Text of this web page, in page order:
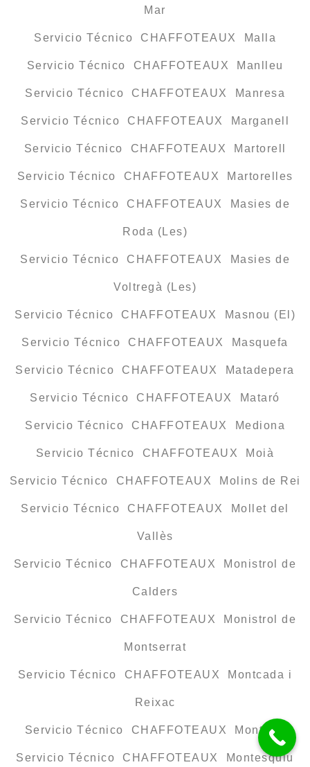
Mar
Servicio Técnico CHAFFOTEAUX Malla
Servicio Técnico CHAFFOTEAUX Manlleu
Servicio Técnico CHAFFOTEAUX Manresa
Servicio Técnico CHAFFOTEAUX Marganell
Servicio Técnico CHAFFOTEAUX Martorell
Servicio Técnico CHAFFOTEAUX Martorelles
Servicio Técnico CHAFFOTEAUX Masies de
Roda (Les)
Servicio Técnico CHAFFOTEAUX Masies de
Voltregà (Les)
Servicio Técnico CHAFFOTEAUX Masnou (El)
Servicio Técnico CHAFFOTEAUX Masquefa
Servicio Técnico CHAFFOTEAUX Matadepera
Servicio Técnico CHAFFOTEAUX Mataró
Servicio Técnico CHAFFOTEAUX Mediona
Servicio Técnico CHAFFOTEAUX Moià
Servicio Técnico CHAFFOTEAUX Molins de Rei
Servicio Técnico CHAFFOTEAUX Mollet del
Vallès
Servicio Técnico CHAFFOTEAUX Monistrol de
Calders
Servicio Técnico CHAFFOTEAUX Monistrol de
Montserrat
Servicio Técnico CHAFFOTEAUX Montcada i
Reixac
Servicio Técnico CHAFFOTEAUX Montclar
Servicio Técnico CHAFFOTEAUX Montesquiu